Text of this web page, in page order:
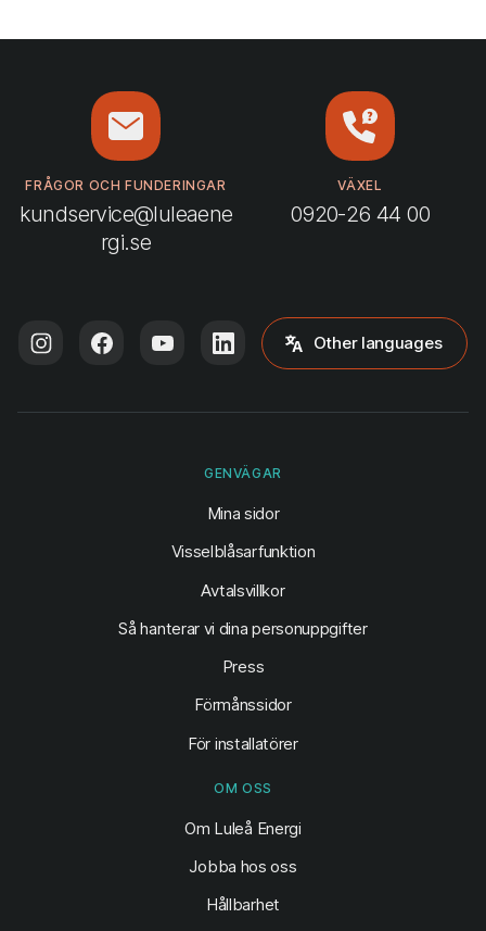
FRÅGOR OCH FUNDERINGAR
kundservice@luleaene
rgi.se
VÄXEL
0920-26 44 00
Other languages
GENVÄGAR
Mina sidor(öppnas i ny flik)
Visselblåsarfunktion
Avtalsvillkor
Så hanterar vi dina personuppgifter
Press
Förmånssidor
För installatörer
OM OSS
Om Luleå Energi
Jobba hos oss
Hållbarhet